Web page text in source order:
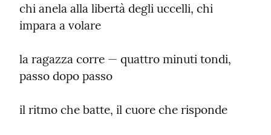
chi anela alla libertà degli uccelli, chi
impara a volare
la ragazza corre — quattro minuti tondi,
passo dopo passo
il ritmo che batte, il cuore che risponde